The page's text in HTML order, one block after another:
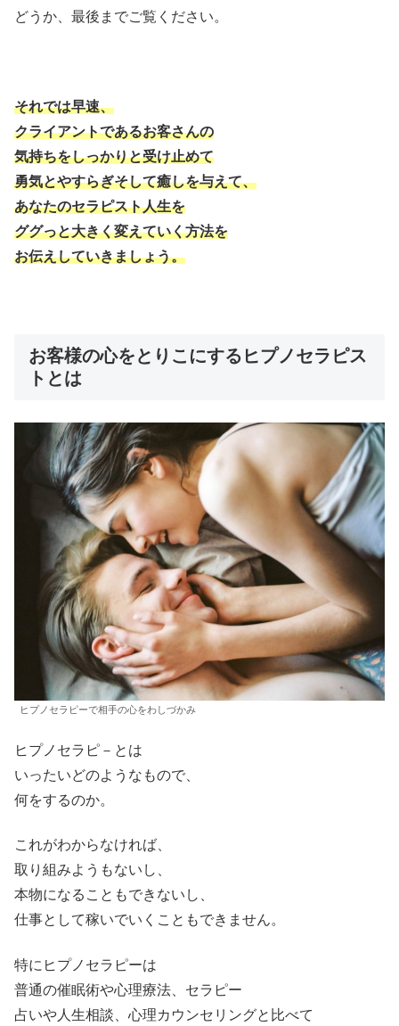
どうか、最後までご覧ください。
それでは早速、
クライアントであるお客さんの
気持ちをしっかりと受け止めて
勇気とやすらぎそして癒しを与えて、
あなたのセラピスト人生を
ググっと大きく変えていく方法を
お伝えしていきましょう。
お客様の心をとりこにするヒプノセラピス
トとは
ヒプノセラピーで相手の心をわしづかみ
ヒプノセラピ－とは
いったいどのようなもので、
何をするのか。
これがわからなければ、
取り組みようもないし、
本物になることもできないし、
仕事として稼いでいくこともできません。
特にヒプノセラピーは
普通の催眠術や心理療法、セラピー
占いや人生相談、心理カウンセリングと比べて